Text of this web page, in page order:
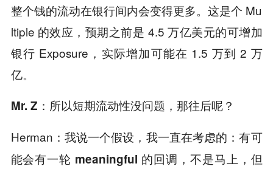
整个钱的流动在银行间内会变得更多。这是个 Mu
ltiple 的效应，预期之前是 4.5 万亿美元的可增加
银行 Exposure，实际增加可能在 1.5 万到 2 万
亿。
Mr. Z：所以短期流动性没问题，那往后呢？
Herman：我说一个假设，我一直在考虑的：有可
能会有一轮 meaningful 的回调，不是马上，但